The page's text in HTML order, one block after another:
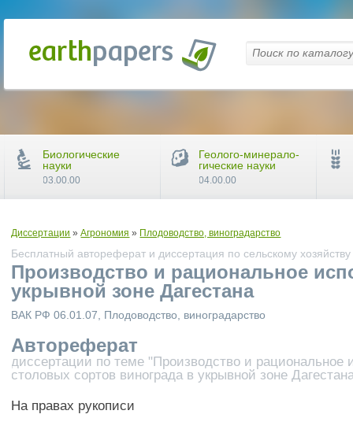
Диссертации »Агрономия » Плодоводство, виноградарство
Бесплатный автореферат и диссертация по сельскому
Производство и рациональное
укрывной зоне Дагестана
ВАК РФ 06.01.07, Плодоводство, виноградарство
Автореферат
диссертации по теме "Производство и рациональное
столовых сортов винограда в укрывной зоне
На правах рукописи
Биологические
науки
03.00.00
Геолого-минерало-
гические науки
04.00.00